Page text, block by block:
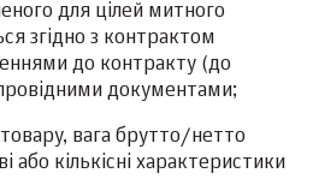
для цілей митного
згідно з контрактом
до контракту (до
документами;
товару, вага брутто/нетто
або кількісні характеристики